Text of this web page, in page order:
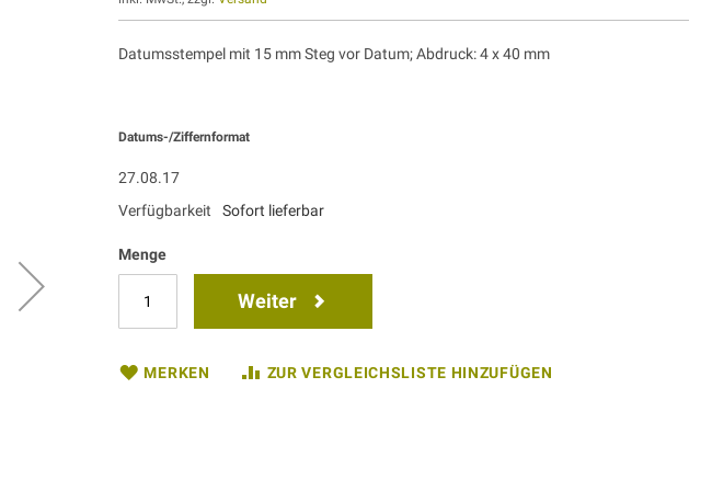
Datumsstempel mit 15 mm Steg vor Datum; Abdruck: 4 x 40 mm
Datums-/Ziffernformat
27.08.17
Verfügbarkeit
Sofort lieferbar
Menge
Weiter
MERKEN ZUR VERGLEICHSLISTE HINZUFÜGEN